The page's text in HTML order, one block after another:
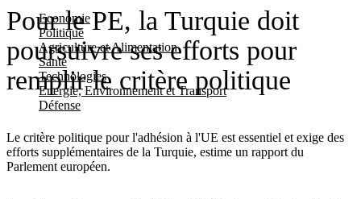
Economie
Politique
Agriculture et Alimentation
Santé
Technologies
Energie, Environnement et Transport
Défense
Pour le PE, la Turquie doit
poursuivre ses efforts pour
remplir le critère politique
Le critère politique pour l'adhésion à l'UE est essentiel et exige des
efforts supplémentaires de la Turquie, estime un rapport du
Parlement européen.